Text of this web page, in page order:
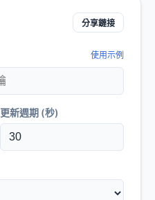
分享鏈接
使用示例
更新週期 (秒)